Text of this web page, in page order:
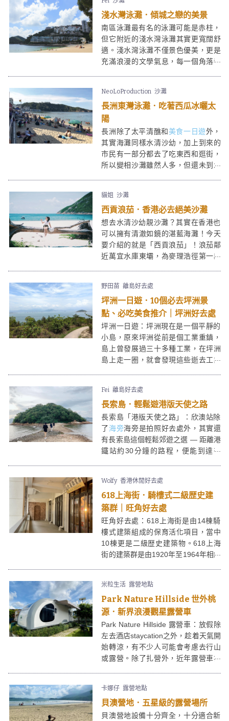
看到大澳另一角度的美。這裡真是個
合家歡好地方！
淺水灣泳灘．傾城之戀的美景
南區泳灘最有名的泳灘可能是赤柱，
但它附近的淺水灣泳灘其實更寬闊舒
適。淺水灣泳灘不僅景色優美，更是
充滿浪漫的文學氣息，每一個角落都
NeoLoProduction 沙灘
長洲東灣泳灘．吃著西瓜冰曬太
陽
長洲除了太平清醮和美食一日遊外，
其實海灘同樣水清沙幼，加上到來的
市民有一部分都去了吃東西和逛街，
所以變相沙灘雖然人多，但還未到水
去買條透心涼的西瓜冰，然後到東灣
泳灘享受陽光與海灘吧！
貓姐 沙灘
西貢浪茄．香港必去絕美沙灘
想去水清沙幼靚沙灘？其實在香港也
可以擁有清澈如鏡的湛藍海灘！今天
要介紹的就是「西貢浪茄」！浪茄鄰
近萬宜水庫東壩，為麥理浩徑第一段
可以露營的。
野田苗 離島好去處
坪洲一日遊．10個必去坪洲景
點、必吃美食推介｜坪洲好去處
坪洲一日遊：坪洲現在是一個平靜的
小島，原來坪洲從前是個工業重鎮，
島上曾發展過三十多種工業，在坪洲
島上走一圈，就會發現這些逝去工業
洲街上閒逛特色小店及老店。
Fei 離島好去處
長索島．輕鬆遊港版天使之路
長索島「港版天使之路」：欣澳站除
了海旁海旁是拍照好去處外，其實還
有長索島這個輕鬆郊遊之選 — 距離港
鐵站約30分鐘的路程，便能到達有
Wolfy 香港休閒好去處
618上海街．騎樓式二級歴史建
築群｜旺角好去處
旺角好去處：618上海街是由14棟騎
樓式建築組成的保育活化項目，當中
10棟更是二級歴史建築物。618上海
街的建築群是由1920年至1964年相繼
回戰前的歷史痕跡。
米粒生活 露營地點
Park Nature Hillside 世外桃
源．新界浪漫觀星露營車
Park Nature Hillside 露營車：放假除
左去酒店staycation之外，趁着天氣開
始轉涼，有不少人可能會考慮去行山
或露營。除了扎營外，近年露營車亦
Park Nature Hillside 世外桃源位於新
界北區打鼓嶺，附近一帶都是山區及
少量民居，勝在環境清幽，讓你可暫
卡娜仔 露營地點
貝澳營地．五星級的露營場所
貝澳營地設備十分齊全，十分適合新